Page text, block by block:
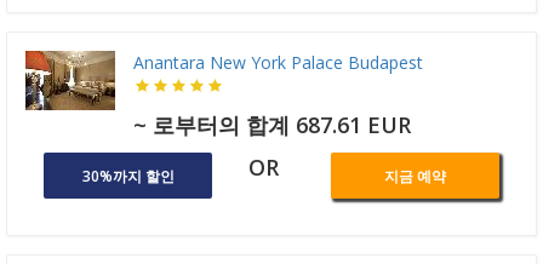
Anantara New York Palace Budapest
~ 로부터의 합계 687.61 EUR
30%까지 할인 OR 지금 예약